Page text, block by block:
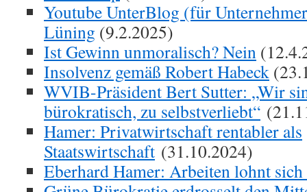
Youtube UnterBlog (für
Lüning (9.2.2025)
Ist Gewinn unmoralisch? Nein
Insolvenz gemäß Robert Habeck
WVIB-Präsident Bert Sutter: „Wir
bürokratisch, zu selbstverliebt“
Hamer: Privatwirtschaft rentabler als
Staatswirtschaft (31.10.2024)
Eberhard Hamer: Arbeiten lohnt